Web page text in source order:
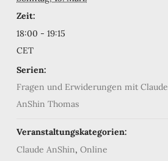
Zeit:
18:00 - 19:15
CET
Serien:
Fragen und Erwiderungen mit Claude
AnShin Thomas
Veranstaltungskategorien:
Claude AnShin,Online